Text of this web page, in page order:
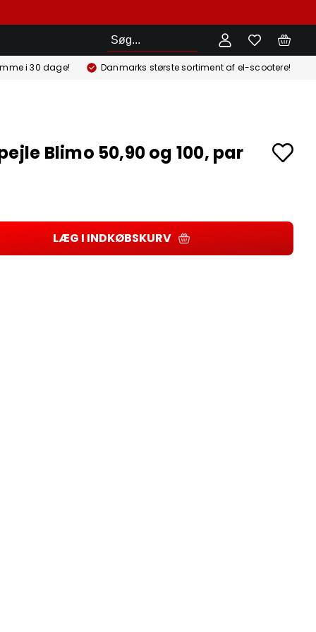
Søg
i 30 dage! Danmarks største sortiment af el-scootere!
Blimo 50,90 og 100, par
LÆG I INDKØBSKURV